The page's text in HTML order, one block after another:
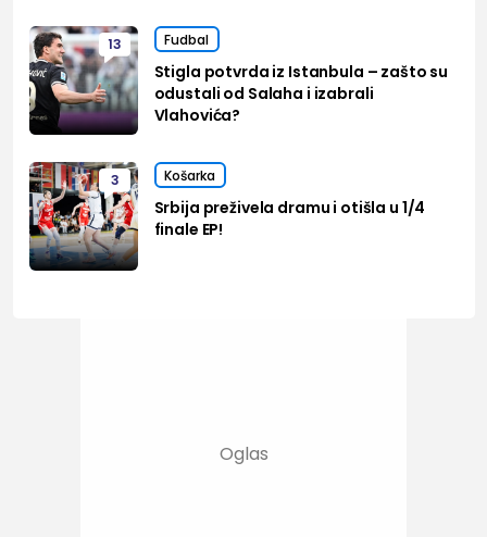
13 Fudbal
Stigla potvrda iz Istanbula – zašto su
odustali od Salaha i izabrali
Vlahovića?
3 Košarka
Srbija preživela dramu i otišla u 1/4
finale EP!